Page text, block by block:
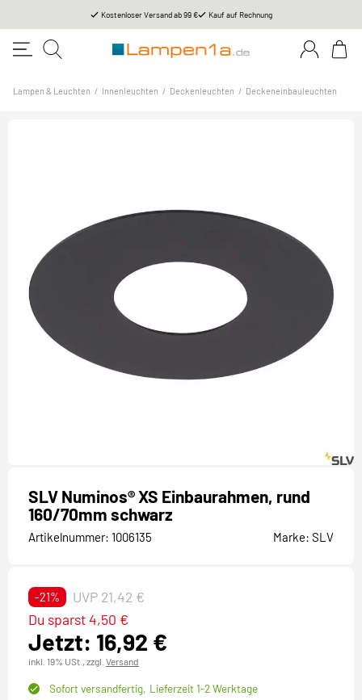
Kostenloser Versand ab 99 € Kauf auf Rechnung
Lampen & Leuchten / Innenleuchten / Deckenleuchten / Deckeneinbauleuchten
SLV Numinos® XS Einbaurahmen, rund
160/70mm schwarz
Artikelnummer: 1006135 Marke: SLV
-21% UVP 21,42 €
Jetzt: 16,92 €
Du sparst 4,50 €
inkl. 19% USt., zzgl. Versand
Sofort versandfertig, Lieferzeit 1-2 Werktage